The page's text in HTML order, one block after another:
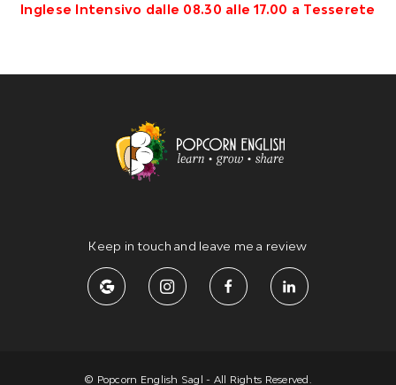
Inglese Intensivo dalle 08.30 alle 17.00 a Tesserete
Keep in touch and leave me a review
© Popcorn English Sagl - All Rights Reserved.